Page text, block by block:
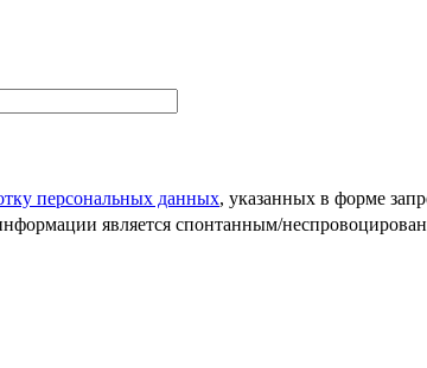
персональных данных, указанных в форме
является спонтанным/